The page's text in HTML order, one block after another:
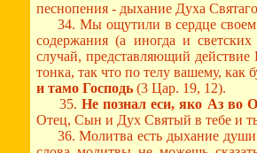
песнопения - дыхание Духа
34. Мы ощутили в сердце своем
содержания (а иногда и
случай, представляющий
тонка, так что по телу вашему, как
и тамо Господь (3 Цар. 19, 12).
35. Не познал еси, яко Аз во
Отец, Сын и Дух Святый в тебе и
36. Молитва есть дыхание души,